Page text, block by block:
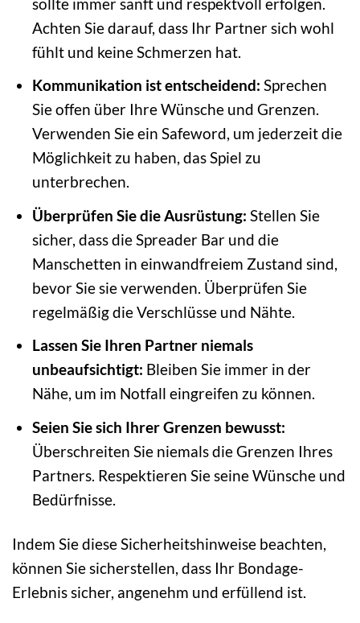
Achten Sie darauf, dass Ihr Partner sich wohl
fühlt und keine Schmerzen hat.
Kommunikation ist entscheidend: Sprechen
Sie offen über Ihre Wünsche und Grenzen.
Verwenden Sie ein Safeword, um jederzeit die
Möglichkeit zu haben, das Spiel zu
unterbrechen.
Überprüfen Sie die Ausrüstung: Stellen Sie
sicher, dass die Spreader Bar und die
Manschetten in einwandfreiem Zustand sind,
bevor Sie sie verwenden. Überprüfen Sie
regelmäßig die Verschlüsse und Nähte.
Lassen Sie Ihren Partner niemals
unbeaufsichtigt: Bleiben Sie immer in der
Nähe, um im Notfall eingreifen zu können.
Seien Sie sich Ihrer Grenzen bewusst:
Überschreiten Sie niemals die Grenzen Ihres
Partners. Respektieren Sie seine Wünsche und
Bedürfnisse.
Indem Sie diese Sicherheitshinweise beachten,
können Sie sicherstellen, dass Ihr Bondage-
Erlebnis sicher, angenehm und erfüllend ist.